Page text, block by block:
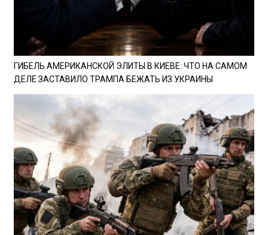
ГИБЕЛЬ АМЕРИКАНСКОЙ ЭЛИТЫ В КИЕВЕ: ЧТО НА САМОМ
ДЕЛЕ ЗАСТАВИЛО ТРАМПА БЕЖАТЬ ИЗ УКРАИНЫ